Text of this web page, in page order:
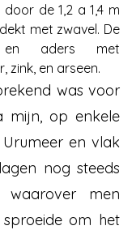
de 1,2 a 1,4 m
met zwavel. De
en aders met
zink, en arseen.
was voor
mijn, op enkele
en vlak
nog steeds
men
om het